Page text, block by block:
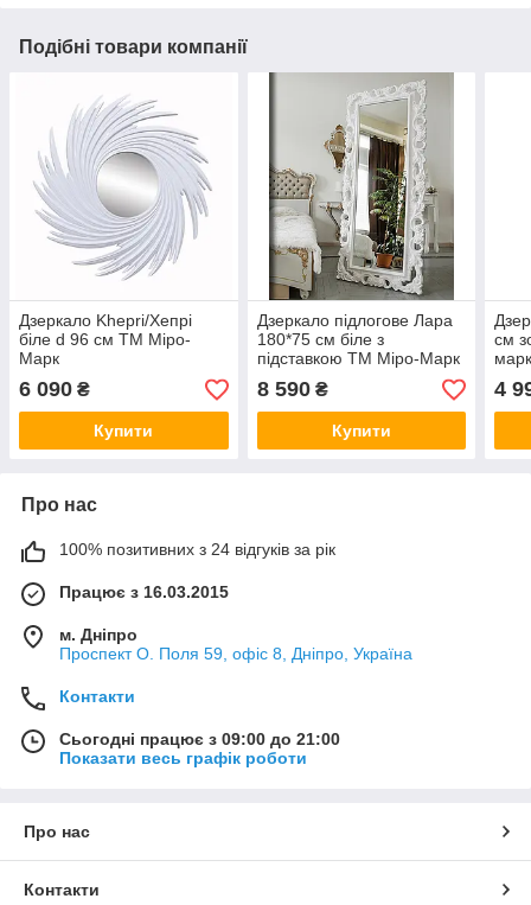
Подібні товари компанії
Дзеркало Khepri/Хепрі
біле d 96 см ТМ Міро-
Марк
6 090 ₴
Купити
Дзеркало підлогове Лара
180*75 см біле з
підставкою ТМ Міро-Марк
8 590₴
Купити
см
4
Про нас
100% позитивних з 24 відгуків за рік
Працює з 16.03.2015
м. Дніпро
Проспект О. Поля 59, офіс 8, Дніпро, Україна
Контакти
Сьогодні працює з 09:00 до 21:00
Показати весь графік роботи
Про нас
Контакти